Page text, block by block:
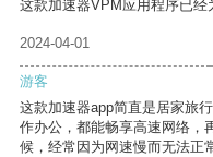
这款加速器VPM应用程序已经
2024-04-01
游客
这款加速器app简直是居家旅
作办公，都能畅享高速网络，
候，经常因为网速慢而无法正